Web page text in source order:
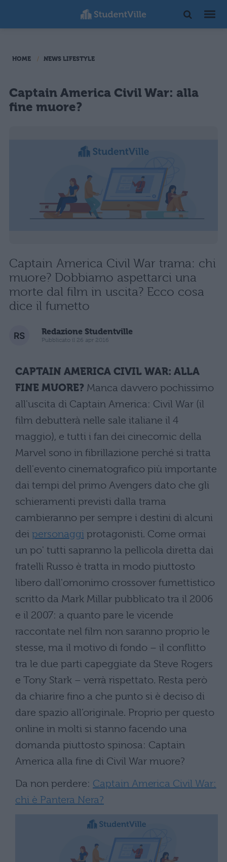
HOME NEWS LIFESTYLE
Captain America Civil War: alla
fine muore?
Captain America Civil War trama: chi
muore? Dobbiamo aspettarci una
morte dal film in uscita? Ecco cosa
dice il fumetto
Redazione Studentville
Pubblicato il 26 apr 2016
CAPTAIN AMERICA CIVIL WAR: ALLA
FINE MUORE? Manca davvero pochissimo
all'uscita di Captain America: Civil War (il
film debutterà nelle sale italiane il 4
maggio), e tutti i fan dei cinecomic della
Marvel sono in fibrillazione perché si tratta
dell'evento cinematografico più importante
dai tempi del primo Avengers dato che gli
schieramenti previsti dalla trama
cambieranno per sempre i destini di alcuni
dei personaggiprotagonisti. Come ormai
un po' tutti sapranno la pellicola diretta dai
fratelli Russo è tratta in modo piuttosto
libero dall'omonimo crossover fumettistico
scritto da Mark Millar pubblicato tra il 2006
e il 2007: a quanto pare le vicende
raccontate nel film non saranno proprio le
stesse, ma il motivo di fondo – il conflitto
tra le due parti capeggiate da Steve Rogers
e Tony Stark – verrà rispettato. Resta però
da chiarire fino a che punto si è deciso di
dare spazio all’originale. Proprio per questo
online in molti si stanno facendo una
domanda piuttosto spinosa: Captain
America alla fine di Civil War muore?
Da non perdere: Captain America Civil War:
chi è Pantera Nera?